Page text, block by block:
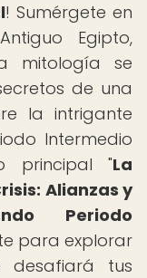
! Sumérgete en
Egipto,
mitología se
de una
la intrigante
Intermedio
principal "La
Alianzas y
Periodo
para explorar
tus